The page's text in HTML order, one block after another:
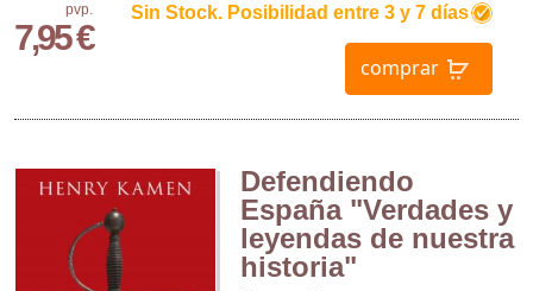
pvp.
7,95 €
Sin Stock. Posibilidad entre 3 y 7 días
comprar
Defendiendo
España "Verdades y
leyendas de nuestra
historia"